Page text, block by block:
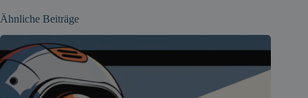
Ähnliche Beiträge